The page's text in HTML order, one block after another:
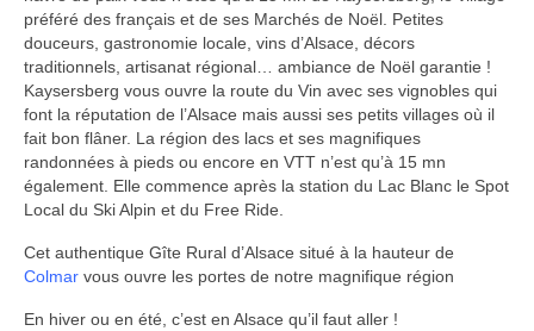
préféré des français et de ses Marchés de Noël. Petites
douceurs, gastronomie locale, vins d’Alsace, décors
traditionnels, artisanat régional… ambiance de Noël garantie !
Kaysersberg vous ouvre la route du Vin avec ses vignobles qui
font la réputation de l’Alsace mais aussi ses petits villages où il
fait bon flâner. La région des lacs et ses magnifiques
randonnées à pieds ou encore en VTT n’est qu’à 15 mn
également. Elle commence après la station du Lac Blanc le Spot
Local du Ski Alpin et du Free Ride.
Cet authentique Gîte Rural d’Alsace situé à la hauteur de
Colmar vous ouvre les portes de notre magnifique région
En hiver ou en été, c’est en Alsace qu’il faut aller !